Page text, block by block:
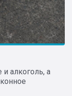
алкоголь, а